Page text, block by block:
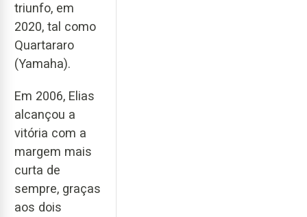
triunfo, em
2020, tal como
Quartararo
(Yamaha).
Em 2006, Elias
alcançou a
vitória com a
margem mais
curta de
sempre, graças
aos dois